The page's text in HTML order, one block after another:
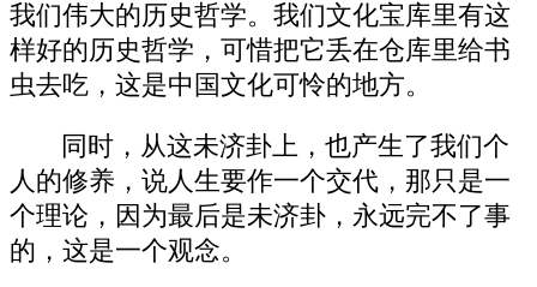
我们伟大的历史哲学。我们文化宝库里有这
样好的历史哲学，可惜把它丢在仓库里给书
虫去吃，这是中国文化可怜的地方。
同时，从这未济卦上，也产生了我们个
人的修养，说人生要作一个交代，那只是一
个理论，因为最后是未济卦，永远完不了事
的，这是一个观念。